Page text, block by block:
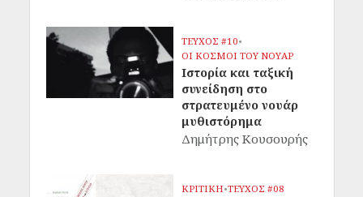
ΤΕΥΧΟΣ #10•
OΙ ΚΟΣΜΟΙ ΤΟΥ ΝΟΥΑΡ
Ιστορία και ταξική
συνείδηση στο
στρατευμένο νουάρ
μυθιστόρημα
Δημήτρης Κουσουρής
ΚΡΙΤΙΚΗ•ΤΕΥΧΟΣ #08